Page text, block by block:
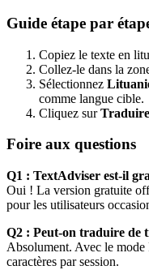
Guide étape par
Copiez le texte en
Collez-le dans la
Sélectionnez
comme langue cible.
Cliquez surTraduire
Foire aux questions
Q1 : TextAdviser est-il
Oui ! La version gratuite
pour les utilisateurs
Q2 : Peut-on traduire de
Absolument. Avec le
caractères par session.